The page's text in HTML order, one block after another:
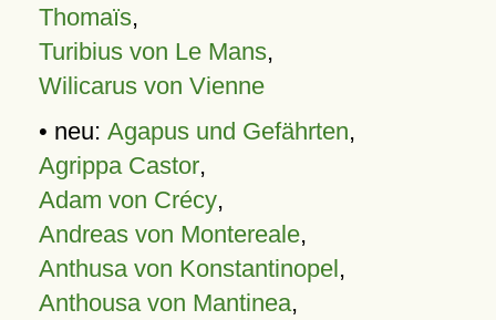
Thomaïs,
Turibius von Le Mans,
Wilicarus von Vienne
• neu: Agapus und Gefährten,
Agrippa Castor,
Adam von Crécy,
Andreas von Montereale,
Anthusa von Konstantinopel,
Anthousa von Mantinea,